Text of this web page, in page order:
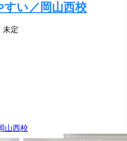
すい／岡山西校
未定
山西校